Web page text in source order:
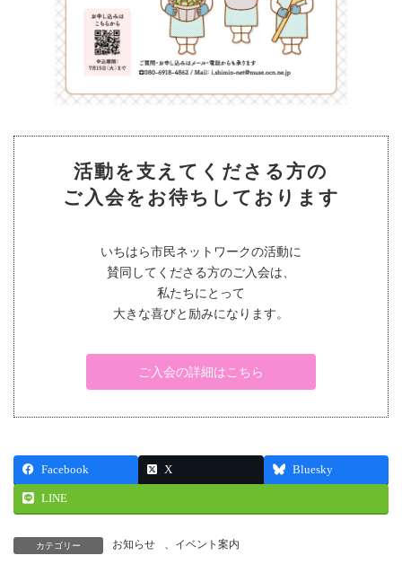
活動を支えてくださる方の
ご入会をお待ちしております
いちはら市民ネットワークの活動に
賛同してくださる方のご入会は、
私たちにとって
大きな喜びと励みになります。
ご入会の詳細はこちら
Facebook X Bluesky
LINE
カテゴリー お知らせ 、 イベント案内